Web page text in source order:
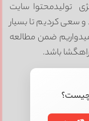
سایت
کردیم تا بسیار
ضمن مطالعه
باشد.